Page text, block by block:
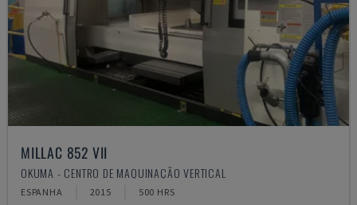
MILLAC 852 VII
OKUMA - CENTRO DE MAQUINAÇÃO VERTICAL
ESPANHA 2015 500 HRS